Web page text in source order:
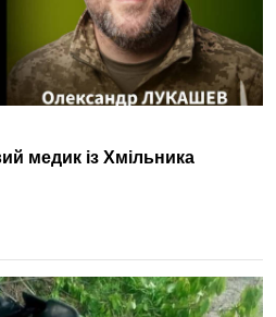
медик із Хмільника